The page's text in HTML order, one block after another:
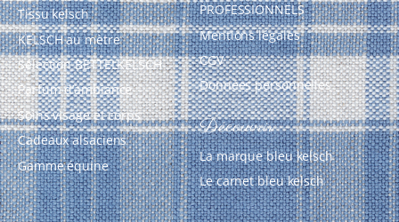
Tissu kelsch
KELSCH au mètre
Sélection BETTELKELSCH
Parfum d’ambiance
Soins visage et corps
Cadeaux alsaciens
Gamme équine
PROFESSIONNELS
Mentions légales
CGV
Données personnelles
Découvrir
La marque bleu kelsch
Le carnet bleu kelsch